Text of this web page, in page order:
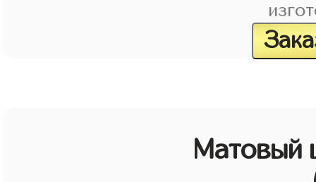
Матовый